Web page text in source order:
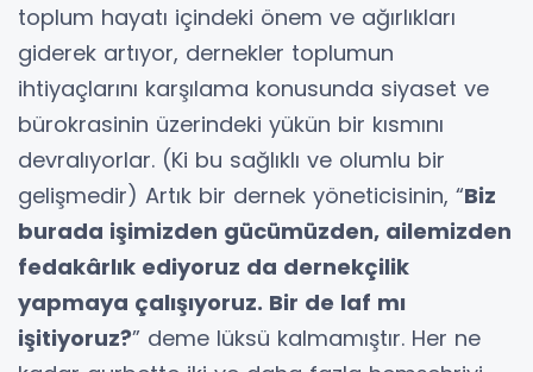
toplum hayatı içindeki önem ve ağırlıkları
giderek artıyor, dernekler toplumun
ihtiyaçlarını karşılama konusunda siyaset ve
bürokrasinin üzerindeki yükün bir kısmını
devralıyorlar. (Ki bu sağlıklı ve olumlu bir
gelişmedir) Artık bir dernek yöneticisinin, “Biz
burada işimizden gücümüzden, ailemizden
fedakârlık ediyoruz da dernekçilik
yapmaya çalışıyoruz. Bir de laf mı
işitiyoruz?” deme lüksü kalmamıştır. Her ne